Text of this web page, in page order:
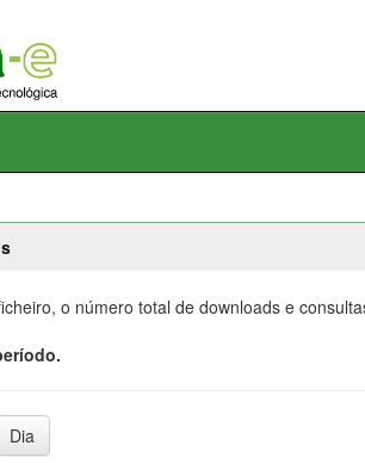
o número total de downloads e
Dia